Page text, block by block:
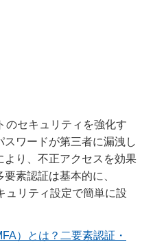
のセキュリティを強化す
ワードが第三者に漏洩し
より、不正アクセスを効果
素認証は基本的に、
ュリティ設定で簡単に設
）とは？二要素認証・